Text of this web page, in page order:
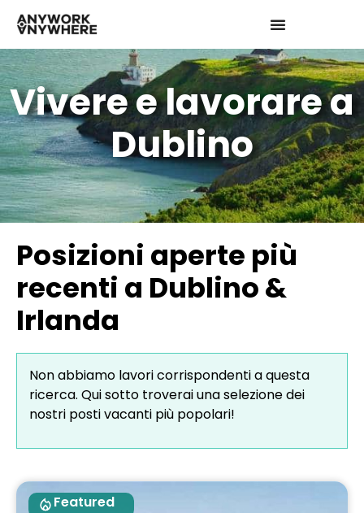
Vivere e lavorare a
Dublino
Posizioni aperte più
recenti a Dublino &
Irlanda
Non abbiamo lavori corrispondenti a questa
ricerca. Qui sotto troverai una selezione dei
nostri posti vacanti più popolari!
Featured